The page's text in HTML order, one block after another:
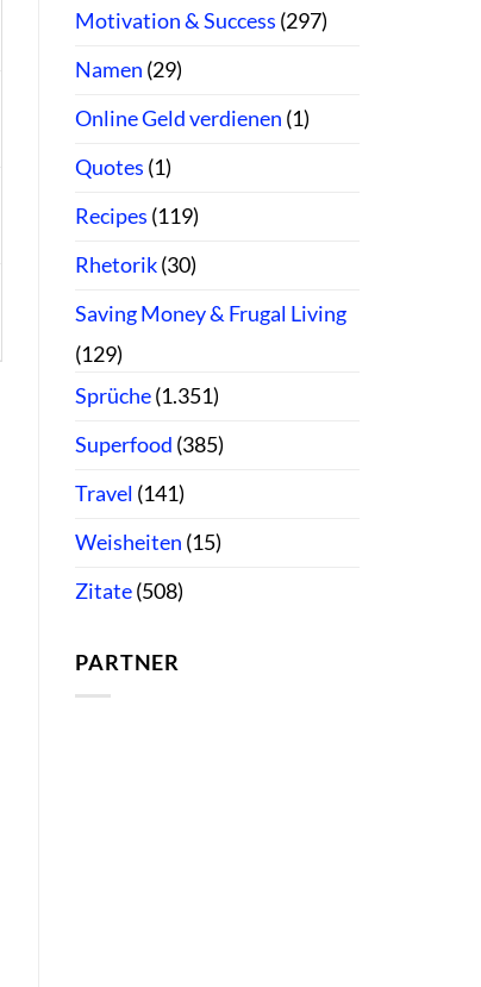
Motivation & Success (297)
Namen (29)
Online Geld verdienen (1)
Quotes (1)
Recipes (119)
Rhetorik(30)
Saving Money & Frugal Living
(129)
Sprüche(1.351)
Superfood (385)
Travel (141)
Weisheiten (15)
Zitate(508)
PARTNER